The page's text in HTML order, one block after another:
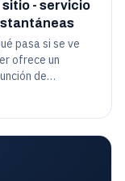
- servicio
pasa si se ve
ofrece un
de
práctica.